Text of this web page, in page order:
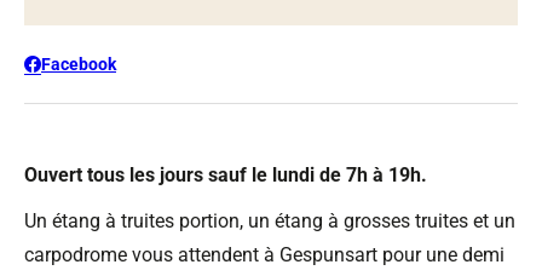
Ouvert tous les jours sauf le lundi de 7h à 19h.
Un étang à truites portion, un étang à grosses truites et un
carpodrome vous attendent à Gespunsart pour une demi
Facebook